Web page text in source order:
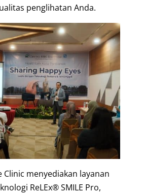
penglihatan Anda.
Clinic menyediakan layanan
ReLEx® SMILE Pro,